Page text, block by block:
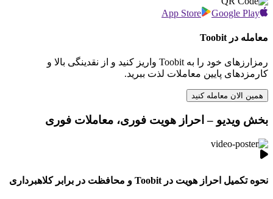
App Store Google Play
معامله در Toobit
رمزارزهای خود را به Toobit واریز کنید و از نقدینگی بالا و
کارمزدهای پایین معاملات لذت ببرید.
همین الان معامله کنید
بخش ویدیو – احراز هویت فوری، معاملات فوری
نحوه تکمیل احراز هویت در Toobit و محافظت در برابر کلاهبرداری